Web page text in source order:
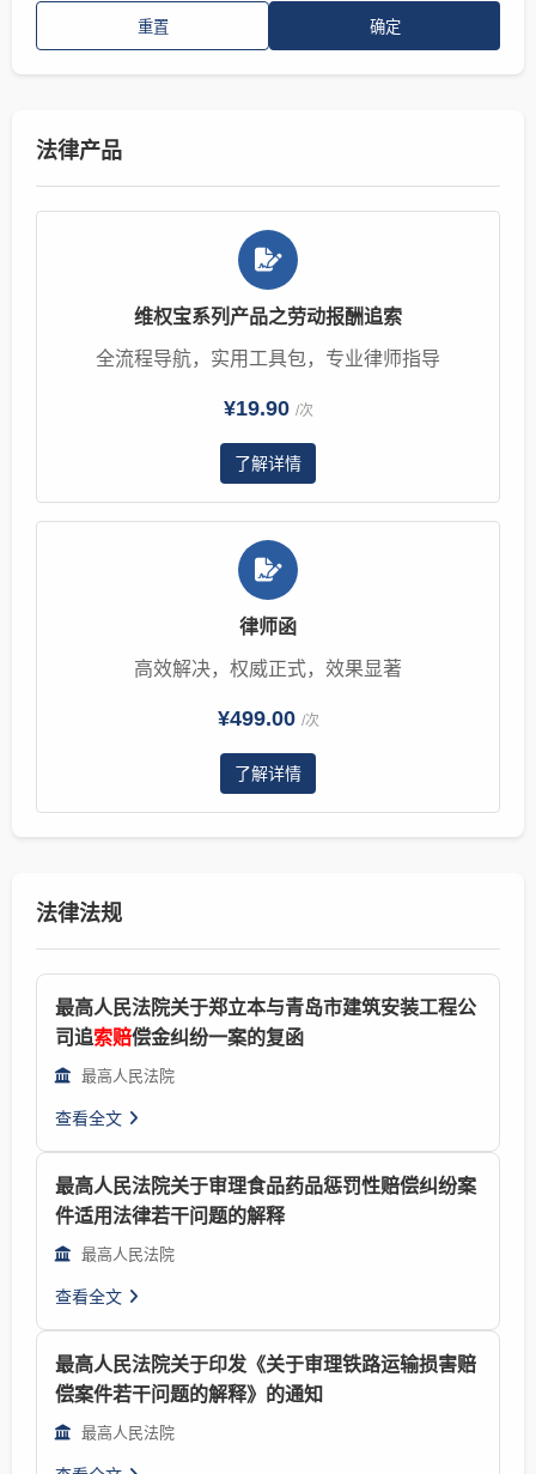
重置 确定
法律产品
维权宝系列产品之劳动报酬追索
全流程导航，实用工具包，专业律师指导
¥19.90 /次
了解详情
律师函
高效解决，权威正式，效果显著
¥499.00 /次
了解详情
法律法规
最高人民法院关于郑立本与青岛市建筑安装工程公
司追索赔偿金纠纷一案的复函
最高人民法院
查看全文
最高人民法院关于审理食品药品惩罚性赔偿纠纷案
件适用法律若干问题的解释
最高人民法院
查看全文
最高人民法院关于印发《关于审理铁路运输损害赔
偿案件若干问题的解释》的通知
最高人民法院